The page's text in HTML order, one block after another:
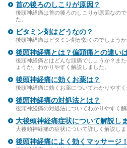
首の後ろのしこりが原因？
後頭神経痛は首の後ろのしこりが原因なの
た。
ビタミン剤はどうなの？
後頭神経痛はビタミン剤が効くのでしょう
後頭神経痛とは？偏頭痛との違い
後頭神経痛とはどんな頭痛でしょうか？ま
ょうか、わかりやすく解説しました。
後頭神経痛に効くお薬は？
後頭神経痛に効くお薬についてわかりやすく
後頭神経痛の対処法とは？
後頭神経痛の対処法についてわかりやすく解
大後頭神経痛症状について解説し
大後頭神経痛の症状について詳しく解説しま
後頭神経痛によく効くマッサージ